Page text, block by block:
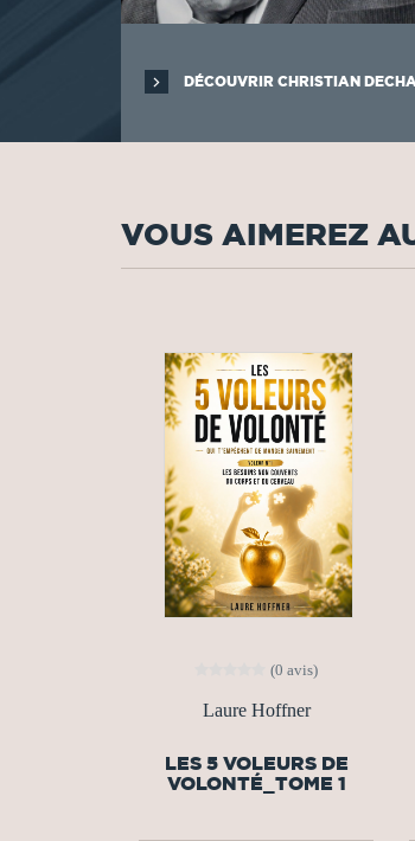
DÉCOUVRIR CHRISTIAN
VOUS AIMEREZ
(0 avis)
Laure Hoffner
LES 5 VOLEURS DE
VOLONTÉ_TOME 1